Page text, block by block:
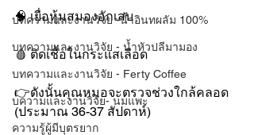
บทความและงานวิจัย -น้ำอินทผลัม 100%
บทความและงานวิจัย - น้ำหัวปลีมามอง
บทความและงานวิจัย - Ferty Coffee
บความและงานวิจัย- นมแพะ
ความรู้ผู้มีบุตรยาก
🧠 เยื่อหุ้มสมองอักเสบ
🩸 ติดเชื้อในกระแสเลือด
👉ดังนั้นคุณหมอจะตรวจช่วงใกล้คลอด
(ประมาณ 36-37 สัปดาห์)